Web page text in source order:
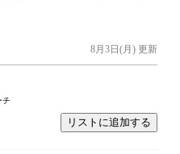
8月3日(月)更新
リストに追加する